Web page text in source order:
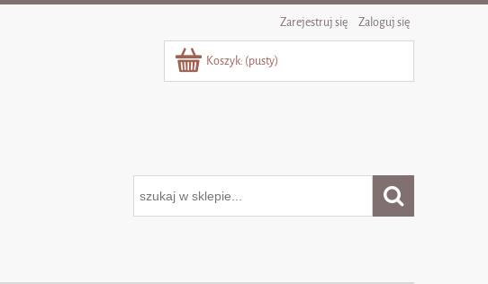
Zarejestruj się Zaloguj się
Koszyk: (pusty)